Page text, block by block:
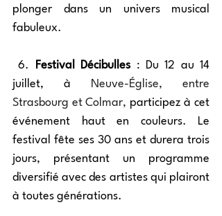
plonger dans un univers musical
fabuleux.
6. Festival Décibulles : Du 12 au 14
juillet, à
Neuve-Église, entre
Strasbourg et Colmar, participez à cet
événement haut en couleurs. Le
festival fête ses 30 ans et durera trois
jours, présentant un programme
diversifié avec des artistes qui plairont
à toutes générations.